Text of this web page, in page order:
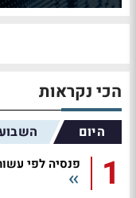
הכי נקראות
היום
1 פנסיה לפי עשור: מה